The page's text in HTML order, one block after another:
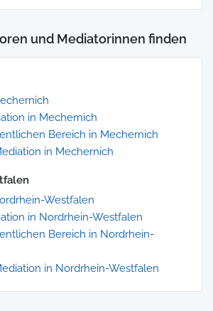
und Mediatorinnen finden
in Mechernich
Bereich in Mechernich
in Mechernich
Westfalen
in Nordrhein-Westfalen
Bereich in Nordrhein-
in Nordrhein-Westfalen